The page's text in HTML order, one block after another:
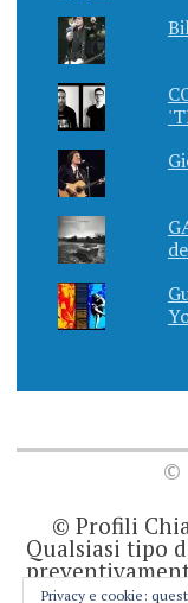
©
© Profili
Qualsiasi tipo
non
Privacy e cookie: